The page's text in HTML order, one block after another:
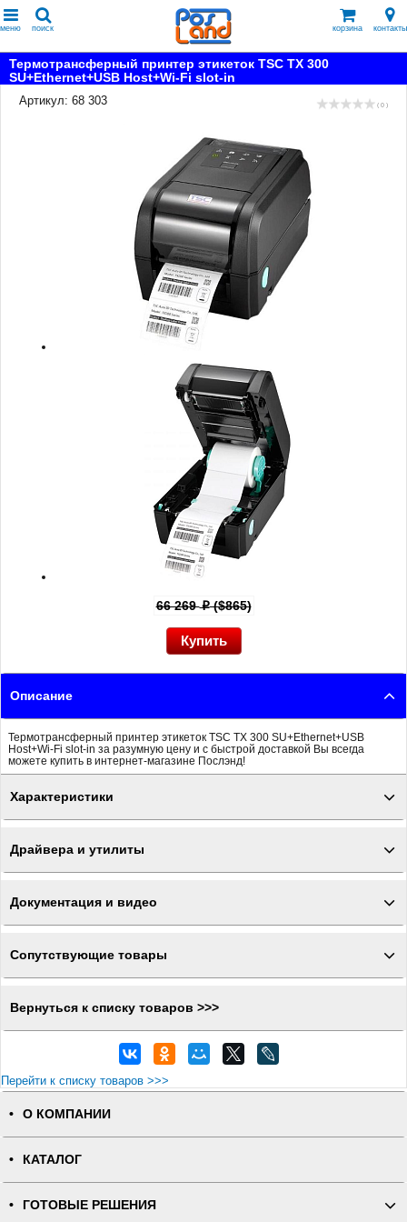
меню поиск корзина контакты
Термотрансферный принтер этикеток TSC TX 300
SU+Ethernet+USB Host+Wi-Fi slot-in
Артикул: 68 303
( 0 )
66 269p($865)
Описание
Термотрансферный принтер этикеток TSC TX 300 SU+Ethernet+USB
Host+Wi-Fi slot-in за разумную цену и с быстрой доставкой Вы всегда
можете купить в интернет-магазине Послэнд!
Характеристики
Драйвера и утилиты
Документация и видео
Сопутствующие товары
Вернуться к списку товаров >>>
Перейти к списку товаров >>>
О КОМПАНИИ
КАТАЛОГ
ГОТОВЫЕ РЕШЕНИЯ